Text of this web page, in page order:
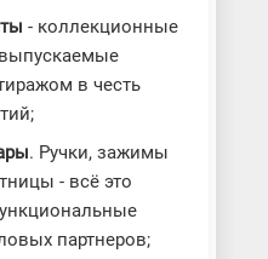
- коллекционные
в честь
. Ручки, зажимы
- всё это
партнеров;